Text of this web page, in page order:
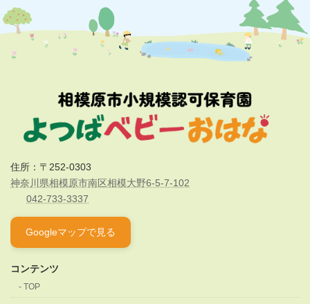
住所：〒252-0303
神奈川県相模原市南区相模大野6-5-7-102
042-733-3337
Googleマップで見る